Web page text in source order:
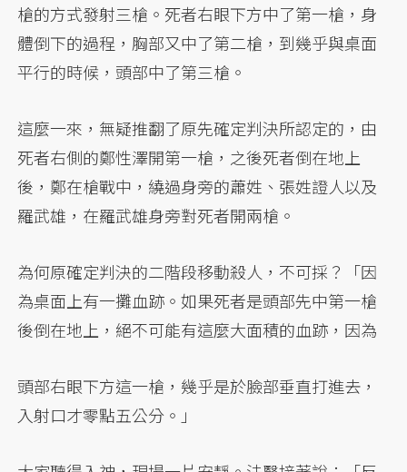
槍的方式發射三槍。死者右眼下方中了第一槍，身
體倒下的過程，胸部又中了第二槍，到幾乎與桌面
平行的時候，頭部中了第三槍。
這麼一來，無疑推翻了原先確定判決所認定的，由
死者右側的鄭性澤開第一槍，之後死者倒在地上
後，鄭在槍戰中，繞過身旁的蕭姓、張姓證人以及
羅武雄，在羅武雄身旁對死者開兩槍。
為何原確定判決的二階段移動殺人，不可採？「因
為桌面上有一攤血跡。如果死者是頭部先中第一槍
後倒在地上，絕不可能有這麼大面積的血跡，因為
頭部右眼下方這一槍，幾乎是於臉部垂直打進去，
入射口才零點五公分。」